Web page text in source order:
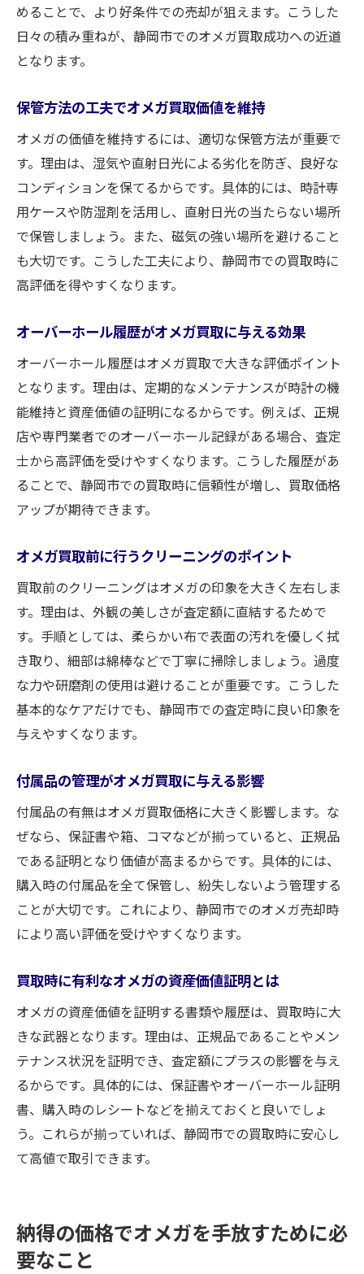
めることで、より好条件での売却が狙えます。こうした
日々の積み重ねが、静岡市でのオメガ買取成功への近道
となります。
保管方法の工夫でオメガ買取価値を維持
オメガの価値を維持するには、適切な保管方法が重要で
す。理由は、湿気や直射日光による劣化を防ぎ、良好な
コンディションを保てるからです。具体的には、時計専
用ケースや防湿剤を活用し、直射日光の当たらない場所
で保管しましょう。また、磁気の強い場所を避けること
も大切です。こうした工夫により、静岡市での買取時に
高評価を得やすくなります。
オーバーホール履歴がオメガ買取に与える効果
オーバーホール履歴はオメガ買取で大きな評価ポイント
となります。理由は、定期的なメンテナンスが時計の機
能維持と資産価値の証明になるからです。例えば、正規
店や専門業者でのオーバーホール記録がある場合、査定
士から高評価を受けやすくなります。こうした履歴があ
ることで、静岡市での買取時に信頼性が増し、買取価格
アップが期待できます。
オメガ買取前に行うクリーニングのポイント
買取前のクリーニングはオメガの印象を大きく左右しま
す。理由は、外観の美しさが査定額に直結するためで
す。手順としては、柔らかい布で表面の汚れを優しく拭
き取り、細部は綿棒などで丁寧に掃除しましょう。過度
な力や研磨剤の使用は避けることが重要です。こうした
基本的なケアだけでも、静岡市での査定時に良い印象を
与えやすくなります。
付属品の管理がオメガ買取に与える影響
付属品の有無はオメガ買取価格に大きく影響します。な
ぜなら、保証書や箱、コマなどが揃っていると、正規品
である証明となり価値が高まるからです。具体的には、
購入時の付属品を全て保管し、紛失しないよう管理する
ことが大切です。これにより、静岡市でのオメガ売却時
により高い評価を受けやすくなります。
買取時に有利なオメガの資産価値証明とは
オメガの資産価値を証明する書類や履歴は、買取時に大
きな武器となります。理由は、正規品であることやメン
テナンス状況を証明でき、査定額にプラスの影響を与え
るからです。具体的には、保証書やオーバーホール証明
書、購入時のレシートなどを揃えておくと良いでしょ
う。これらが揃っていれば、静岡市での買取時に安心し
て高値で取引できます。
納得の価格でオメガを手放すために必
要なこと